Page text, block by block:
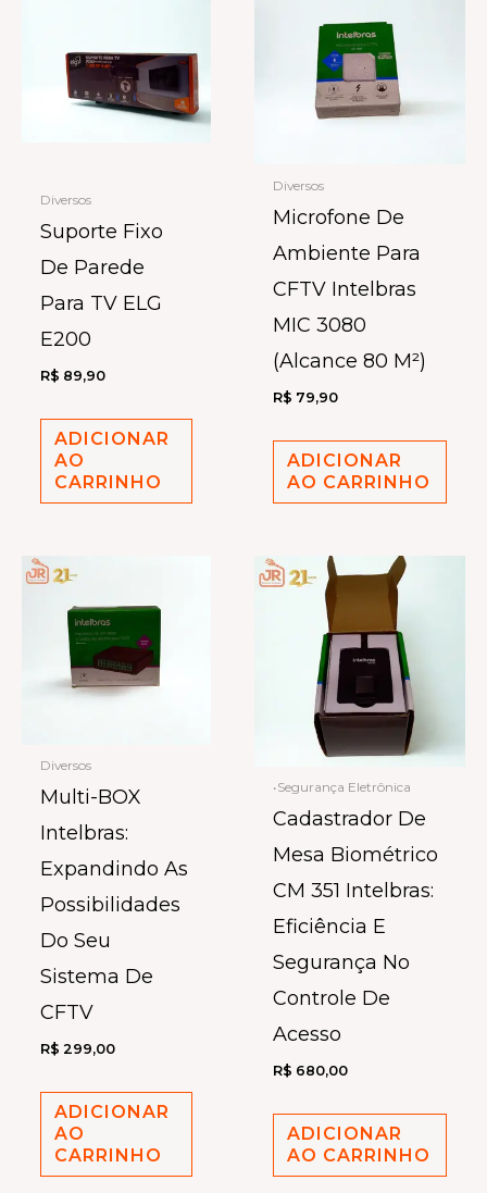
Diversos
Suporte Fixo
De Parede
Para TV ELG
E200
R$ 89,90
ADICIONAR
AO
CARRINHO
Diversos
Microfone De
Ambiente Para
CFTV Intelbras
MIC 3080
(Alcance 80 M²)
R$ 79,90
ADICIONAR
AO CARRINHO
Diversos
Multi-BOX
Intelbras:
Expandindo As
Possibilidades
Do Seu
Sistema De
CFTV
R$ 299,00
ADICIONAR
AO
CARRINHO
•Segurança Eletrônica
Cadastrador De
Mesa Biométrico
CM 351 Intelbras:
Eficiência E
Segurança No
Controle De
Acesso
R$ 680,00
ADICIONAR
AO CARRINHO